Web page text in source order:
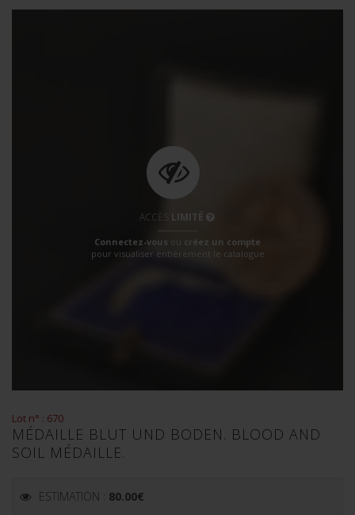
ACCÈS LIMITÉ
Connectez-vous ou créez un compte
pour visualiser entièrement le catalogue
Lot n° : 670
MÉDAILLE BLUT UND BODEN. BLOOD AND
SOIL MÉDAILLE.
ESTIMATION : 80.00€